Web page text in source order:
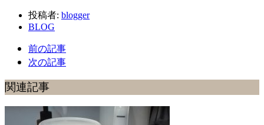
投稿者: blogger
BLOG
前の記事
次の記事
関連記事